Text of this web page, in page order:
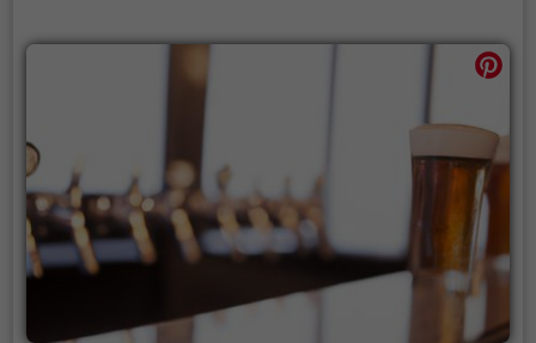
den Gaumen verwöhnen zu lassen. Ein Besuch im La
Hutte verspricht kulinarische Vielfalt und
genussvolle Stunden in entspannter Atmosphäre.